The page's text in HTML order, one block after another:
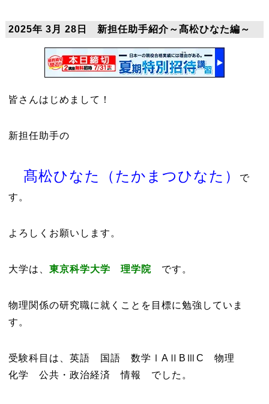
2025年 3月 28日 新担任助手紹介～髙松ひなた編～
皆さんはじめまして！
新担任助手の
髙松ひなた（たかまつひなた）
で
す。
よろしくお願いします。
大学は、 東京科学大学 理学院です。
物理関係の研究職に就くことを目標に勉強していま
す。
受験科目は、英語 国語 数学ⅠAⅡBⅢC 物理
化学 公共・政治経済 情報 でした。